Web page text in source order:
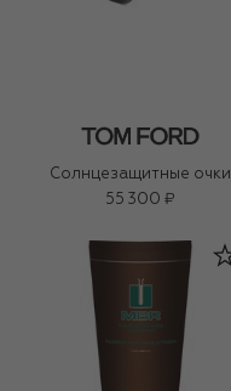
Солнцезащитные очки
55 300 ₽